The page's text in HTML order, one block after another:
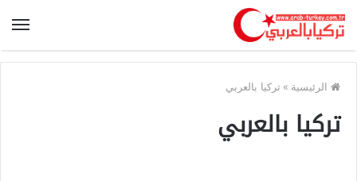
الرئيسية » تركيا بالعربي
تركيا بالعربي